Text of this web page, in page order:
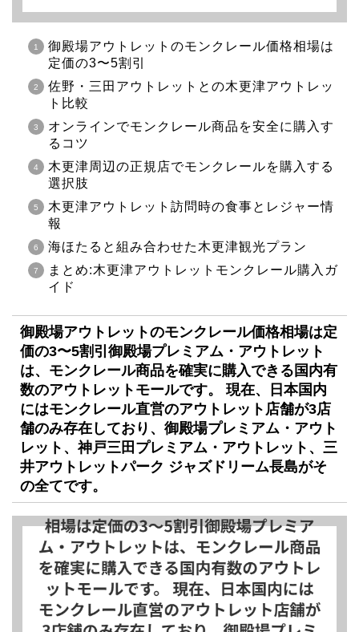
御殿場アウトレットのモンクレール価格相場は
定価の3〜5割引
佐野・三田アウトレットとの木更津アウトレッ
ト比較
オンラインでモンクレール商品を安全に購入す
るコツ
木更津周辺の正規店でモンクレールを購入する
選択肢
木更津アウトレット訪問時の食事とレジャー情
報
海ほたると組み合わせた木更津観光プラン
まとめ:木更津アウトレットモンクレール購入ガ
イド
御殿場アウトレットのモンクレール価格相場は定
価の3〜5割引 御殿場プレミアム・アウトレット
は、モンクレール商品を確実に購入できる国内有
数のアウトレットモールです。
現在、日本国内
にはモンクレール直営のアウトレット店舗が3店
舗のみ存在しており、御殿場プレミアム・アウト
レット、神戸三田プレミアム・アウトレット、三
井アウトレットパーク ジャズドリーム長島がそ
の全てです。